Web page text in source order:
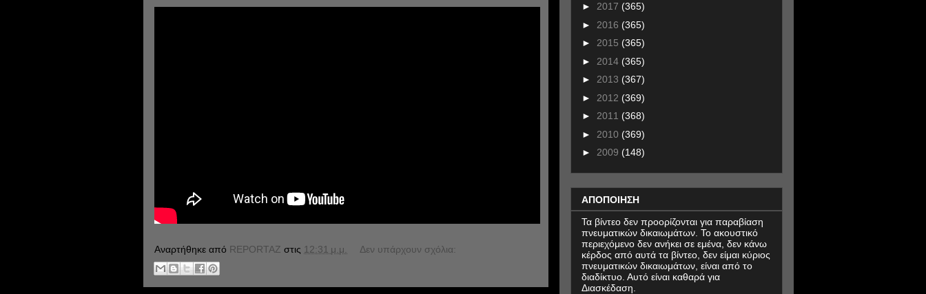
Αναρτήθηκε από REPORTAZ στις 12:31 μ.μ. Δεν υπάρχουν σχόλια:
► 2017 (365)
► 2016 (365)
► 2015 (365)
► 2014 (365)
► 2013 (367)
► 2012 (369)
► 2011 (368)
► 2010 (369)
► 2009 (148)
ΑΠΟΠΟΙΗΣΗ
Τα βίντεο δεν προορίζονται για παραβίαση
πνευματικών δικαιωμάτων. Το ακουστικό
περιεχόμενο δεν ανήκει σε εμένα, δεν κάνω
κέρδος από αυτά τα βίντεο, δεν είμαι κύριος
πνευματικών δικαιωμάτων, είναι από το
διαδίκτυο. Αυτό είναι καθαρά για
Διασκέδαση.